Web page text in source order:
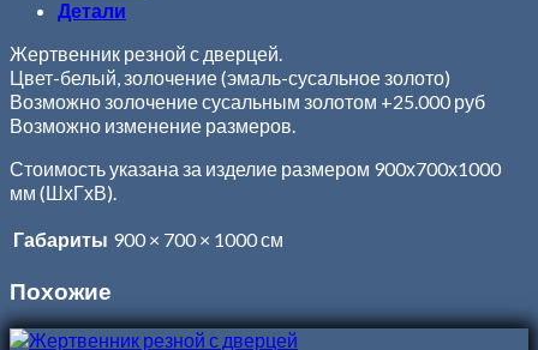
Детали
Жертвенник резной с дверцей.
Цвет-белый, золочение (эмаль-сусальное золото)
Возможно золочение сусальным золотом +25.000 руб
Возможно изменение размеров.
Стоимость указана за изделие размером 900х700х1000
мм (ШхГхВ).
Габариты 900 × 700 × 1000 см
Похожие